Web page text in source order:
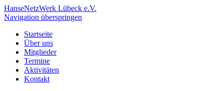
HanseNetzWerk Lübeck e.V.
Navigation überspringen
Startseite
Über uns
Mitglieder
Termine
Aktivitäten
Kontakt